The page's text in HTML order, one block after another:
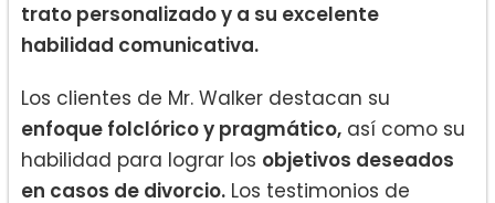
trato personalizado y a su excelente
habilidad comunicativa.
Los clientes de Mr. Walker destacan su
enfoque folclórico y pragmático, así como su
habilidad para lograr los objetivos deseados
en casos de divorcio. Los testimonios de